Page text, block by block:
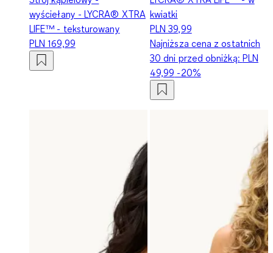
wyściełany - LYCRA® XTRA
LIFE™ - teksturowany
PLN 169,99
kwiatki
PLN 39,99
Najniższa cena z ostatnich
30 dni przed obniżką: PLN
49,99 -20%